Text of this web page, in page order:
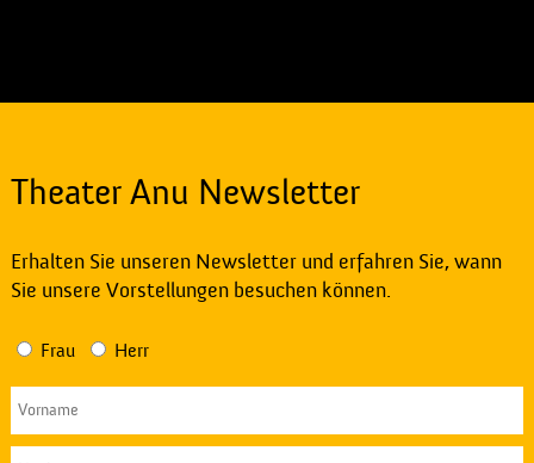
Theater Anu Newsletter
Erhalten Sie unseren Newsletter und erfahren Sie, wann
Sie unsere Vorstellungen besuchen können.
Frau Herr